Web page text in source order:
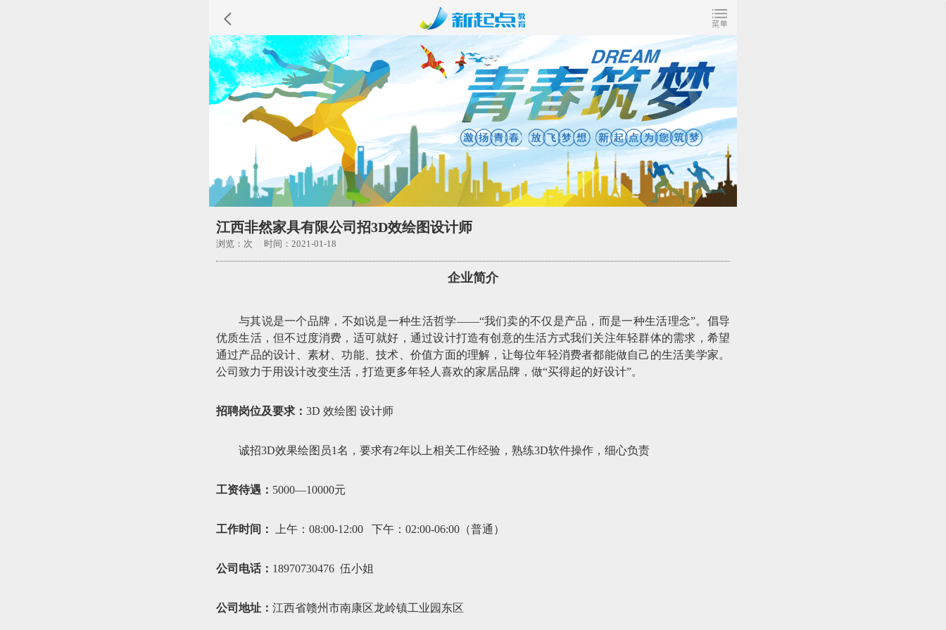
江西非然家具有限公司招3D效绘图设计师
浏览： 次 时间：2021-01-18
企业简介
与其说是一个品牌，不如说是一种生活哲学——“我们卖的不仅是产品，而是一种生活理念”。倡导
优质生活，但不过度消费，适可就好，通过设计打造有创意的生活方式我们关注年轻群体的需求，希望
通过产品的设计、素材、功能、技术、价值方面的理解，让每位年轻消费者都能做自己的生活美学家。
公司致力于用设计改变生活，打造更多年轻人喜欢的家居品牌，做“买得起的好设计”。
招聘岗位及要求： 3D 效绘图 设计师
诚招3D效果绘图员1名，要求有2年以上相关工作经验，熟练3D软件操作，细心负责
工资待遇： 5000—10000元
工作时间： 上午：08:00-12:00 下午：02:00-06:00（普通）
公司电话： 18970730476 伍小姐
公司地址： 江西省赣州市南康区龙岭镇工业园东区